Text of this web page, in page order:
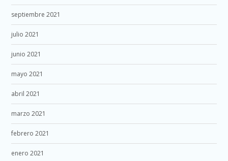
septiembre 2021
julio 2021
junio 2021
mayo 2021
abril 2021
marzo 2021
febrero 2021
enero 2021